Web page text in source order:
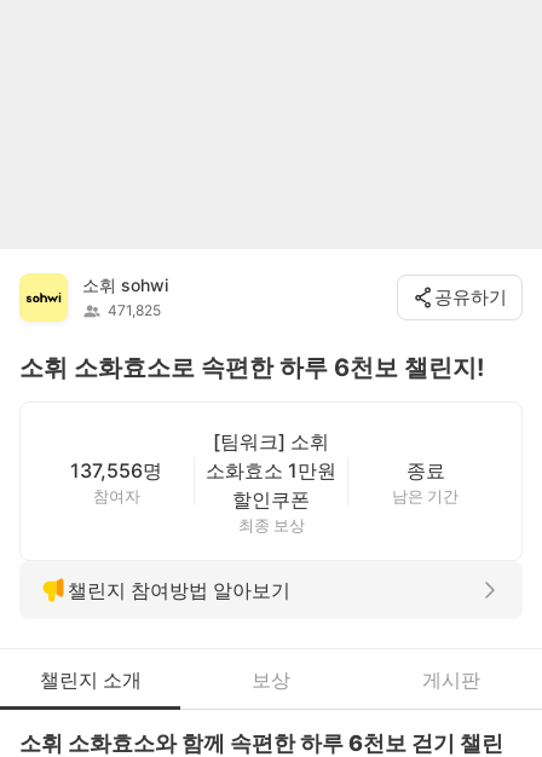
소휘 sohwi
471,825
공유하기
소휘 소화효소로 속편한 하루 6천보 챌린지!
137,556명
참여자
[팀워크] 소휘
소화효소 1만원
할인쿠폰
최종 보상
종료
남은 기간
챌린지 참여방법 알아보기
챌린지 소개 보상 게시판
소휘 소화효소와 함께 속편한 하루 6천보 걷기 챌린